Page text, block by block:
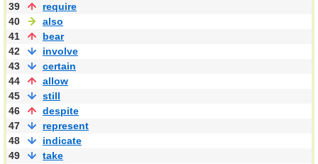
39
require
40
also
41
bear
42
involve
43
certain
44
allow
45
still
46
despite
47
represent
48
indicate
49
take